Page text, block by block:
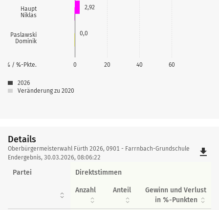
Haupt
Niklas
Paslawski
Dominik
0 20 40 60
% / %-Pkte.
2,92
0,0
2026
Veränderung zu 2020
Details
Details
Oberbürgermeisterwahl Fürth 2026, 0901 - Farrnbach-Grundschule
Endergebnis, 30.03.2026, 08:06:22
file_download
Partei Direktstimmen
Anzahl Anteil
Gewinn und Verlust
in %-Punkten